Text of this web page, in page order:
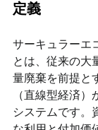
定義
サーキュラーエ
とは、従来の大
量廃棄を前提と
（直線型経済
システムです。